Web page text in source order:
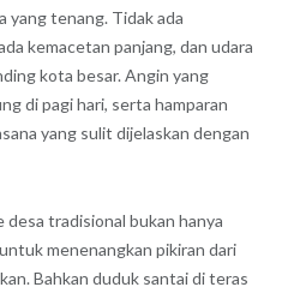
yang tenang. Tidak ada
kemacetan panjang, dan udara
kota besar. Angin yang
di pagi hari, serta hamparan
yang sulit dijelaskan dengan
desa tradisional bukan hanya
menenangkan pikiran dari
Bahkan duduk santai di teras